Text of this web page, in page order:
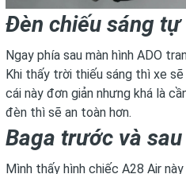
Đèn chiếu sáng
Ngay phía sau màn hình ADO
Khi thấy trời thiếu sáng thì xe
cái này đơn giản nhưng khá là
đèn thì sẽ an toàn hơn.
Baga trước và sau
Mình thấy hình chiếc A28 Air